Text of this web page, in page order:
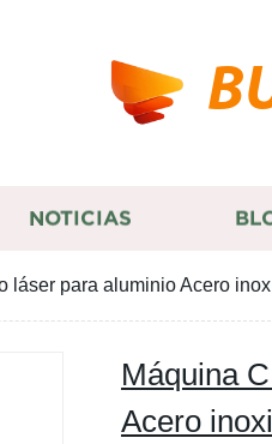
NOTICIAS
láser para aluminio Acero
Máquina
Acero